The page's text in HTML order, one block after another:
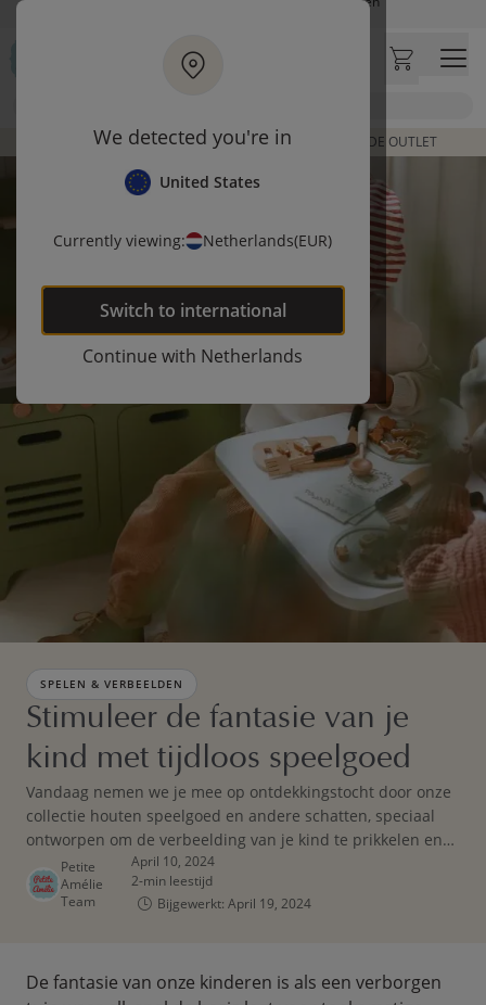
We detected you're in
United States
Currently viewing: Netherlands(EUR)
Switch to international
Continue with Netherlands
Ga naar hoofdinhoud
Bezoek onze concept store
Klantbeoordelingen
DE LAATSTE ITEMS UIT VORIGE COLLECTIES | SHOP DE OUTLET
SPELEN & VERBEELDEN
Stimuleer de fantasie van je
kind met tijdloos speelgoed
Vandaag nemen we je mee op ontdekkingstocht door onze
collectie houten speelgoed en andere schatten, speciaal
ontworpen om de verbeelding van je kind te prikkelen en
te ontwikkelen, vanaf de eerste levensdagen tot de eerste
schooldag.
Petite
Amélie
Team
April 10, 2024
2-min leestijd
Bijgewerkt: April 19, 2024
De fantasie van onze kinderen is als een verborgen